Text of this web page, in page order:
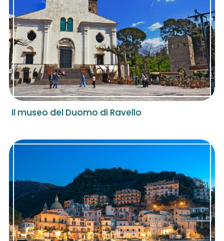
Il museo del Duomo di Ravello